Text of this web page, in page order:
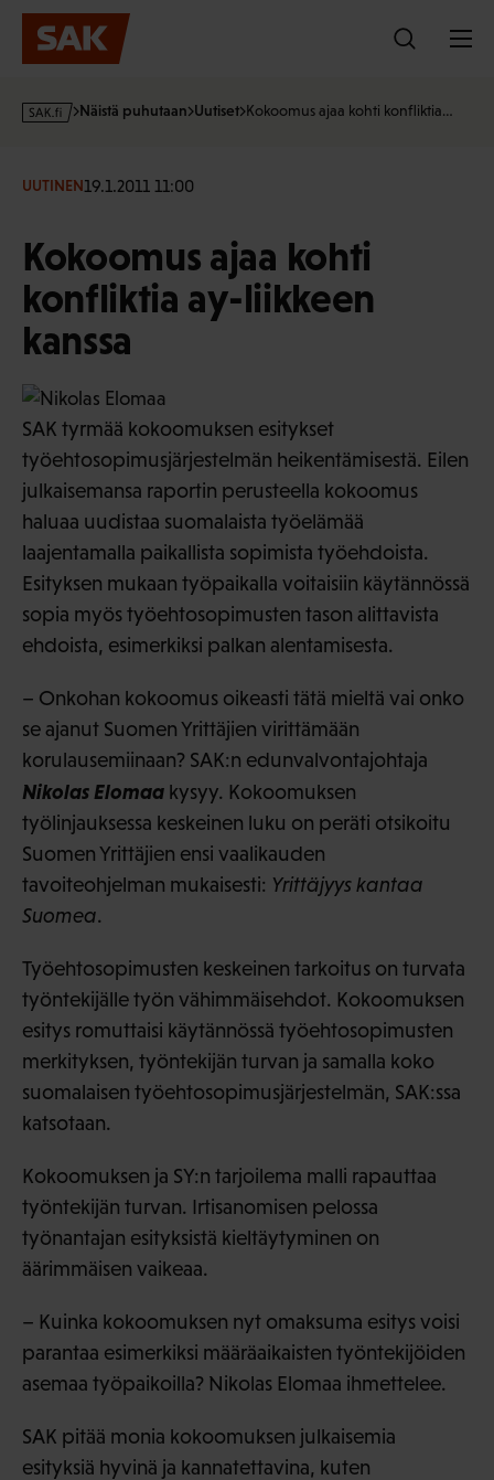
Hyppää
sisältöön
s
·
Näistä puhutaan Uutiset Kokoomus ajaa kohti konfliktia…
UUTINEN19.1.2011 11:00
Kokoomus ajaa kohti
konfliktia ay-liikkeen
kanssa
SAK tyrmää kokoomuksen esitykset
työehtosopimusjärjestelmän heikentämisestä. Eilen
julkaisemansa raportin perusteella kokoomus
haluaa uudistaa suomalaista työelämää
laajentamalla paikallista sopimista työehdoista.
Esityksen mukaan työpaikalla voitaisiin käytännössä
sopia myös työehtosopimusten tason alittavista
ehdoista, esimerkiksi palkan alentamisesta.
– Onkohan kokoomus oikeasti tätä mieltä vai onko
se ajanut Suomen Yrittäjien virittämään
korulausemiinaan? SAK:n edunvalvontajohtaja
Nikolas Elomaa kysyy. Kokoomuksen
työlinjauksessa keskeinen luku on peräti otsikoitu
Suomen Yrittäjien ensi vaalikauden
tavoiteohjelman mukaisesti: Yrittäjyys kantaa
Suomea.
Työehtosopimusten keskeinen tarkoitus on turvata
työntekijälle työn vähimmäisehdot. Kokoomuksen
esitys romuttaisi käytännössä työehtosopimusten
merkityksen, työntekijän turvan ja samalla koko
suomalaisen työehtosopimusjärjestelmän, SAK:ssa
katsotaan.
Kokoomuksen ja SY:n tarjoilema malli rapauttaa
työntekijän turvan. Irtisanomisen pelossa
työnantajan esityksistä kieltäytyminen on
äärimmäisen vaikeaa.
– Kuinka kokoomuksen nyt omaksuma esitys voisi
parantaa esimerkiksi määräaikaisten työntekijöiden
asemaa työpaikoilla? Nikolas Elomaa ihmettelee.
SAK pitää monia kokoomuksen julkaisemia
esityksiä hyvinä ja kannatettavina, kuten